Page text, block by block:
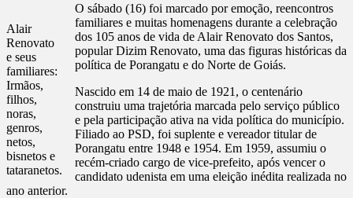
Alair
Renovato
e seus
familiares:
Irmãos,
filhos,
noras,
genros,
netos,
bisnetos e
tataranetos.
O sábado (16) foi marcado por emoção, reencontros
familiares e muitas homenagens durante a celebração
dos 105 anos de vida de Alair Renovato dos Santos,
popular Dizim Renovato, uma das figuras históricas da
política de Porangatu e do Norte de Goiás.
Nascido em 14 de maio de 1921, o centenário
construiu uma trajetória marcada pelo serviço público
e pela participação ativa na vida política do município.
Filiado ao PSD, foi suplente e vereador titular de
Porangatu entre 1948 e 1954. Em 1959, assumiu o
recém-criado cargo de vice-prefeito, após vencer o
candidato udenista em uma eleição inédita realizada no
ano anterior.